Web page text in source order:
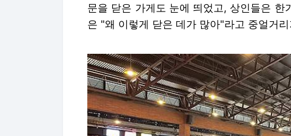
문을 닫은 가게도 눈에 띄었고, 상인들은 한
은 "왜 이렇게 닫은 데가 많아"라고 중얼거